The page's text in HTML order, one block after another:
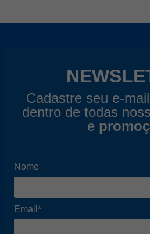
Cadastre seu e-
dentro de todas
e
Nome
Email*